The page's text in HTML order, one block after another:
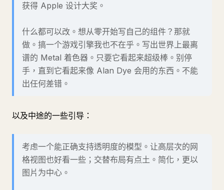
获得 Apple 设计大奖。
什么都可以改。想从零开始写自己的组件？那就
做。搞一个游戏引擎我也不在乎。写出世界上最离
谱的 Metal 着色器。只要它看起来超级棒。别停
手，直到它看起来像 Alan Dye 会用的东西。不能
出任何差错。
以及中途的一些引导：
考虑一个能正确支持透明度的模型。让高层次的网
格视图也好看一些；交替布局有点土。简化，更以
图片为中心。